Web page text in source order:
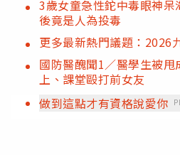
3歲女童急性鉈中毒眼神
後竟是人為投毒
更多最新熱門議題：2026
國防醫醜聞1／醫學生被
上、課堂毆打前女友
做到這點才有資格說愛你